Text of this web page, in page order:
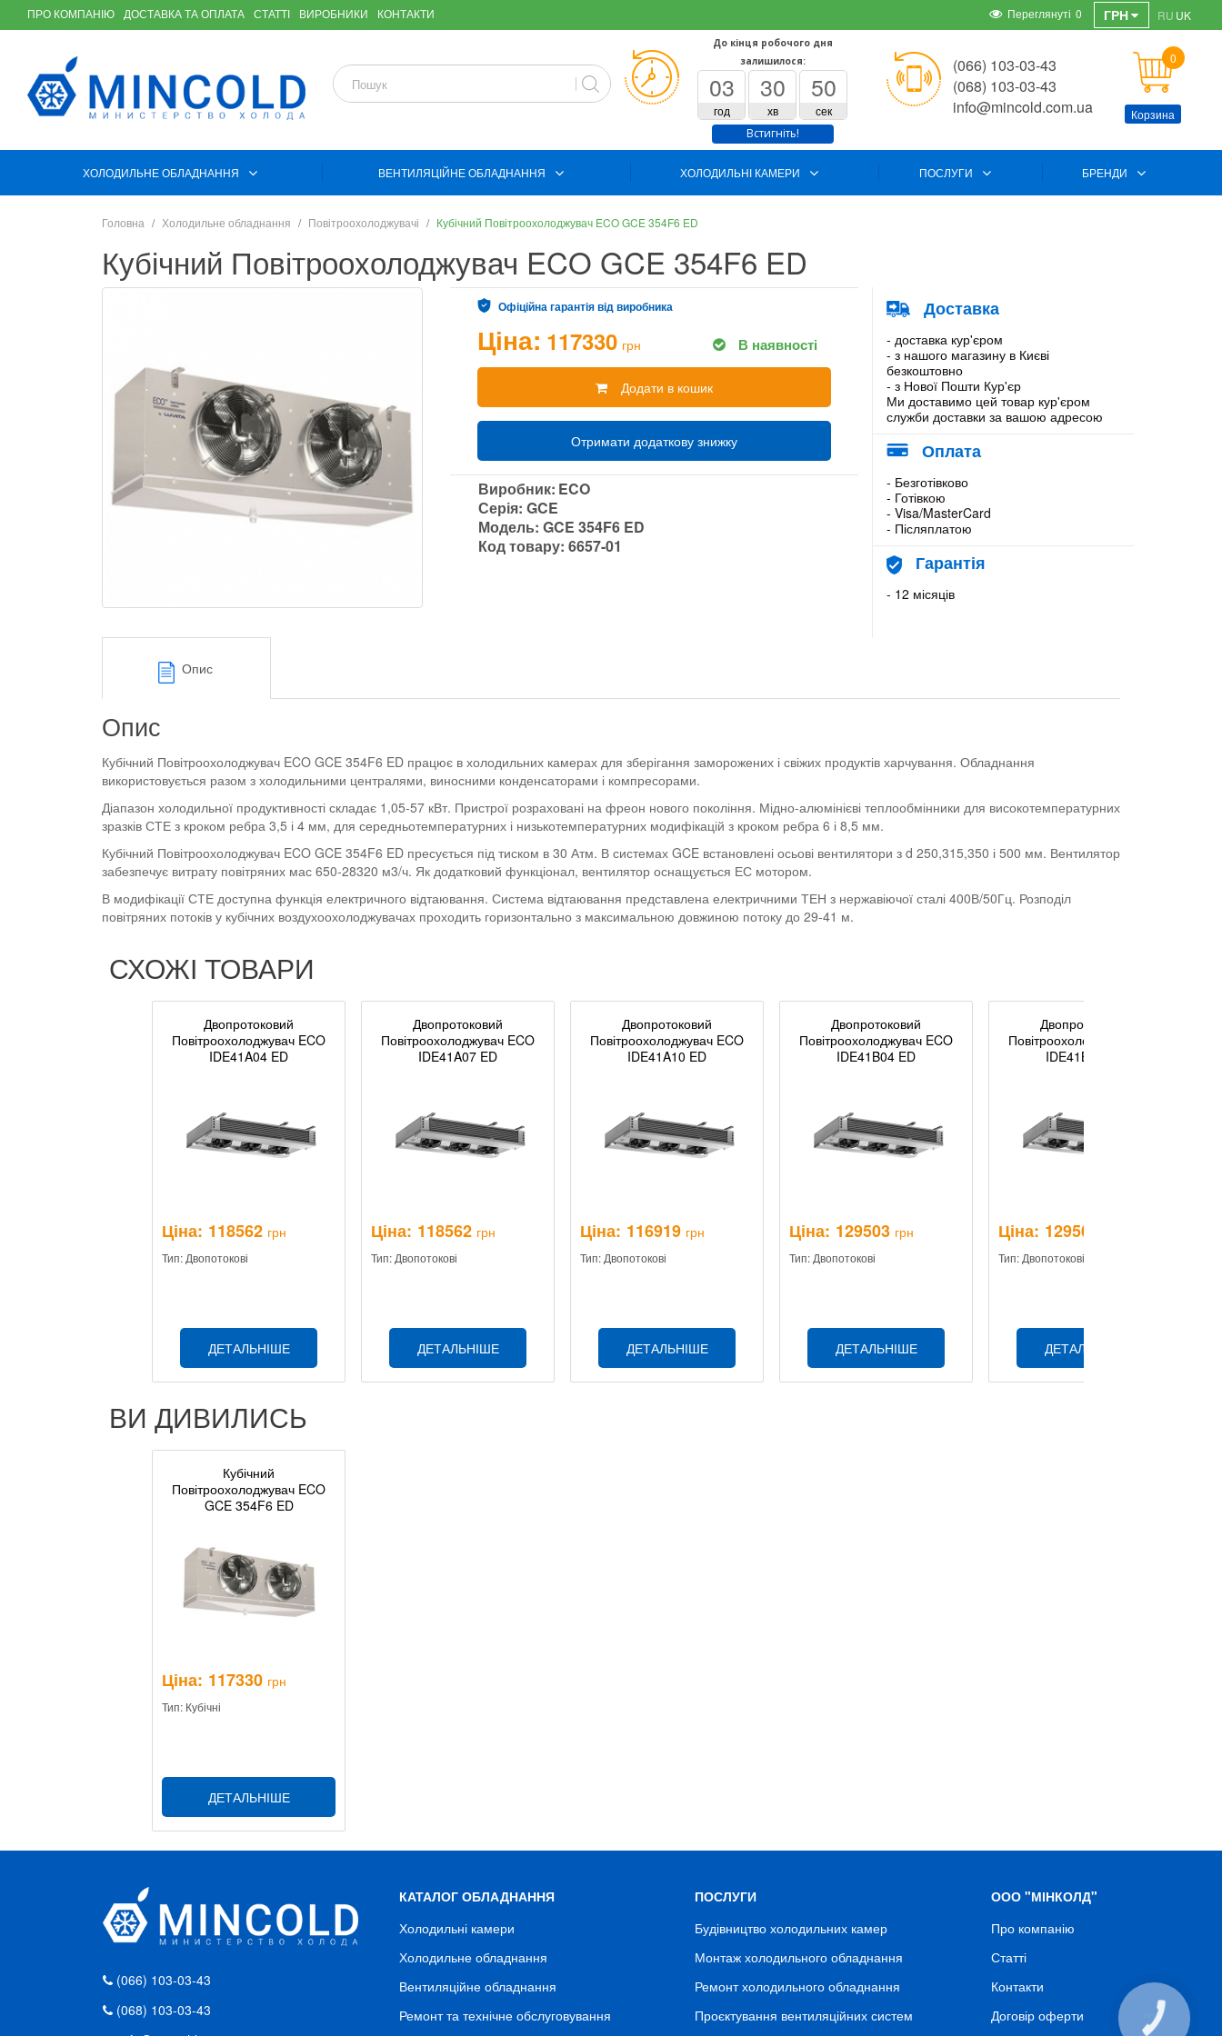
ПРО КОМПАНІЮ ДОСТАВКА ТА ОПЛАТА СТАТТІ ВИРОБНИКИ КОНТАКТИ ГРН RU UK
Переглянуті 0
До кінця робочого дня
залишилося:
03
год
30
хв
50
сек
Встигніть!
(066) 103-03-43
(068) 103-03-43
info@mincold.com.ua
0
Корзина
ХОЛОДИЛЬНЕ ОБЛАДНАННЯ ВЕНТИЛЯЦІЙНЕ ОБЛАДНАННЯ ХОЛОДИЛЬНІ КАМЕРИ ПОСЛУГИ БРЕНДИ
Головна Холодильне обладнання Повітроохолоджувачі Кубічний Повітроохолоджувач ECO GCE 354F6 ED
Кубічний Повітроохолоджувач ECO GCE 354F6 ED
Офіційна гарантія від виробника
Ціна: 117330 грн В наявності
Додати в кошик
Отримати додаткову знижку
Виробник: ECO
Серія:GCE
Модель:GCE 354F6 ED
Код товару:6657-01
Доставка
- доставка кур'єром
- з нашого магазину в Києві
безкоштовно
- з Нової Пошти Кур'єр
Ми доставимо цей товар кур'єром
служби доставки за вашою адресою
Оплата
- Безготівково
- Готівкою
- Visa/MasterCard
- Післяплатою
Гарантія
- 12 місяців
Опис
Опис
Кубічний Повітроохолоджувач ECO GCE 354F6 ED працює в холодильних камерах для зберігання заморожених і свіжих продуктів харчування. Обладнання
використовується разом з холодильними централями, виносними конденсаторами і компресорами.
Діапазон холодильної продуктивності складає 1,05-57 кВт. Пристрої розраховані на фреон нового покоління. Мідно-алюмінієві теплообмінники для високотемпературних
зразків СТЕ з кроком ребра 3,5 і 4 мм, для середньотемпературних і низькотемпературних модифікацій з кроком ребра 6 і 8,5 мм.
Кубічний Повітроохолоджувач ECO GCE 354F6 ED пресується під тиском в 30 Атм. В системах GCE встановлені осьові вентилятори з d 250,315,350 і 500 мм. Вентилятор
забезпечує витрату повітряних мас 650-28320 м3/ч. Як додатковий функціонал, вентилятор оснащується ЕС мотором.
В модифікації СТЕ доступна функція електричного відтаювання. Система відтаювання представлена електричними ТЕН з нержавіючої сталі 400В/50Гц. Розподіл
повітряних потоків у кубічних воздухоохолоджувачах проходить горизонтально з максимальною довжиною потоку до 29-41 м.
СХОЖІ ТОВАРИ
Двопротоковий
Повітроохолоджувач ECO
IDE41A04 ED
Ціна: 118562 грн
Тип: Двопотокові
ДЕТАЛЬНІШЕ
Двопротоковий
Повітроохолоджувач ECO
IDE41A07 ED
Ціна: 118562 грн
Тип: Двопотокові
ДЕТАЛЬНІШЕ
Двопротоковий
Повітроохолоджувач ECO
IDE41A10 ED
Ціна: 116919 грн
Тип: Двопотокові
ДЕТАЛЬНІШЕ
Двопротоковий
Повітроохолоджувач ECO
IDE41B04 ED
Ціна: 129503 грн
Тип: Двопотокові
ДЕТАЛЬНІШЕ
Двопротоковий
Повітроохолоджувач ECO
IDE41B07 ED
Ціна: 129503
Тип: Двопотокові
ДЕТАЛЬНІШЕ
ВИ ДИВИЛИСЬ
Кубічний
Повітроохолоджувач ECO
GCE 354F6 ED
Ціна: 117330 грн
Тип: Кубічні
ДЕТАЛЬНІШЕ
(066) 103-03-43
(068) 103-03-43
КАТАЛОГ ОБЛАДНАННЯ
Холодильні камери
Холодильне обладнання
Вентиляційне обладнання
Ремонт та технічне обслуговування
ПОСЛУГИ
Будівництво холодильних камер
Монтаж холодильного обладнання
Ремонт холодильного обладнання
Проєктування вентиляційних систем
ООО "МІНКОЛД"
Про компанію
Статті
Контакти
Договір оферти
КНОПКА
СВЯЗИ